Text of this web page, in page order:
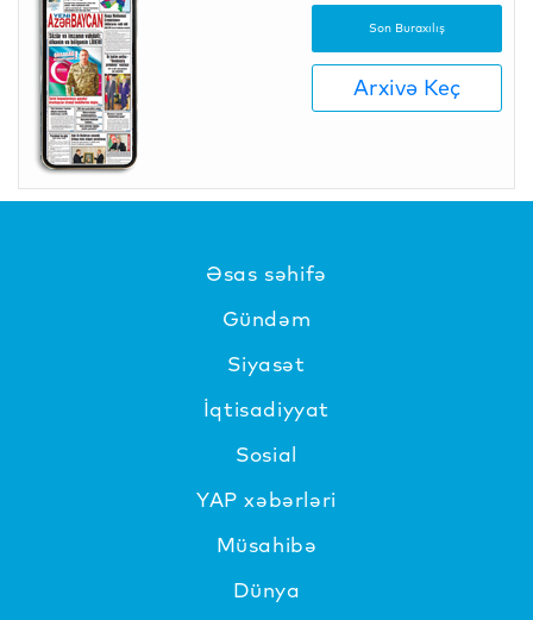
Son Buraxılış
Arxivə Keç
Əsas səhifə
Gündəm
Siyasət
İqtisadiyyat
Sosial
YAP xəbərləri
Müsahibə
Dünya